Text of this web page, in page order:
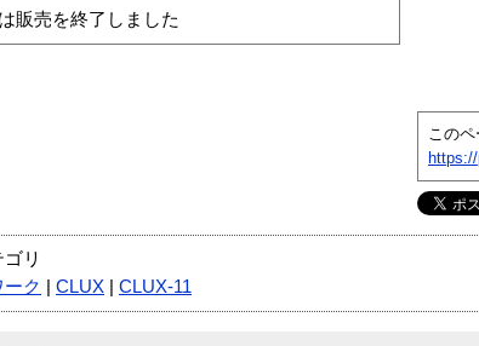
販売を終了しました
このペ
リ
ーク
CLUX CLUX-11